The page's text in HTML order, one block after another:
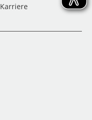
Karriere